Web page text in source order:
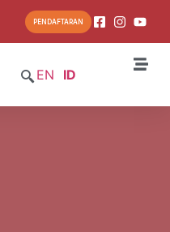
PENDAFTARAN
EN ID